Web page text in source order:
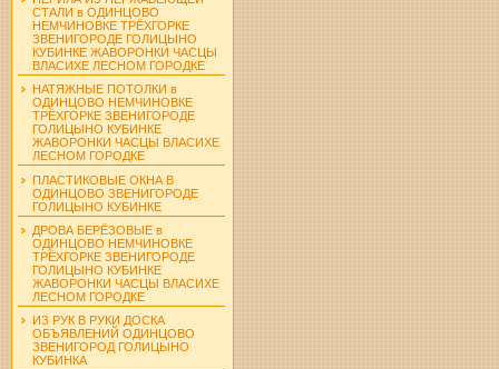
СТАЛИ в ОДИНЦОВО
НЕМЧИНОВКЕ ТРЁХГОРКЕ
ЗВЕНИГОРОДЕ ГОЛИЦЫНО
КУБИНКЕ ЖАВОРОНКИ ЧАСЦЫ
ВЛАСИХЕ ЛЕСНОМ ГОРОДКЕ
НАТЯЖНЫЕ ПОТОЛКИ в
ОДИНЦОВО НЕМЧИНОВКЕ
ТРЁХГОРКЕ ЗВЕНИГОРОДЕ
ГОЛИЦЫНО КУБИНКЕ
ЖАВОРОНКИ ЧАСЦЫ ВЛАСИХЕ
ЛЕСНОМ ГОРОДКЕ
ПЛАСТИКОВЫЕ ОКНА В
ОДИНЦОВО ЗВЕНИГОРОДЕ
ГОЛИЦЫНО КУБИНКЕ
ДРОВА БЕРЁЗОВЫЕ в
ОДИНЦОВО НЕМЧИНОВКЕ
ТРЁХГОРКЕ ЗВЕНИГОРОДЕ
ГОЛИЦЫНО КУБИНКЕ
ЖАВОРОНКИ ЧАСЦЫ ВЛАСИХЕ
ЛЕСНОМ ГОРОДКЕ
ИЗ РУК В РУКИ ДОСКА
ОБЪЯВЛЕНИЙ ОДИНЦОВО
ЗВЕНИГОРОД ГОЛИЦЫНО
КУБИНКА